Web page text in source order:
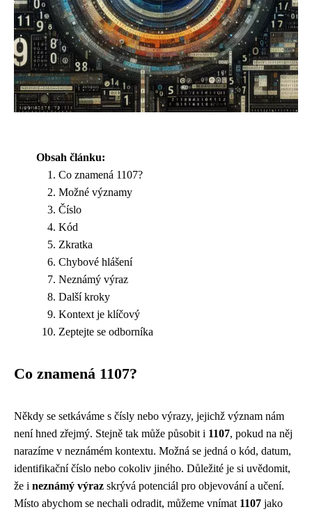
Obsah článku:
Co znamená 1107?
Možné významy
Číslo
Kód
Zkratka
Chybové hlášení
Neznámý výraz
Další kroky
Kontext je klíčový
Zeptejte se odborníka
Co znamená 1107?
Někdy se setkáváme s čísly nebo výrazy, jejichž význam nám
není hned zřejmý. Stejně tak může působit i 1107, pokud na něj
narazíme v neznámém kontextu. Možná se jedná o kód, datum,
identifikační číslo nebo cokoliv jiného. Důležité je si uvědomit,
že i neznámý výraz skrývá potenciál pro objevování a učení.
Místo abychom se nechali odradit, můžeme vnímat 1107 jako